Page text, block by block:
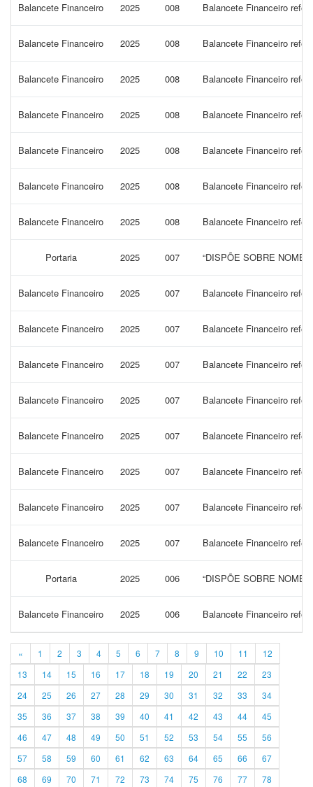
Balancete Financeiro 2025 008 Balancete Financeiro
Balancete Financeiro 2025 008 Balancete Financeiro
Balancete Financeiro 2025 008 Balancete Financeiro
Balancete Financeiro 2025 008 Balancete Financeiro
Balancete Financeiro 2025 008 Balancete Financeiro
Balancete Financeiro 2025 008 Balancete Financeiro
Balancete Financeiro 2025 008 Balancete Financeiro
Portaria 2025 007 “DISPÕE SOBRE
Balancete Financeiro 2025 007 Balancete Financeiro
Balancete Financeiro 2025 007 Balancete Financeiro
Balancete Financeiro 2025 007 Balancete Financeiro
Balancete Financeiro 2025 007 Balancete Financeiro
Balancete Financeiro 2025 007 Balancete Financeiro
Balancete Financeiro 2025 007 Balancete Financeiro
Balancete Financeiro 2025 007 Balancete Financeiro
Balancete Financeiro 2025 007 Balancete Financeiro
Portaria 2025 006 “DISPÕE SOBRE
Balancete Financeiro 2025 006 Balancete Financeiro
« 1 2 3 4 5 6 7 8 9 10 11
12
13
14 15 16 17 18 19 20 21 22
23
24
25 26 27 28 29 30 31 32 33
34
35
36 37 38 39 40 41 42 43 44
45
46
47 48 49 50 51 52 53 54 55
56
57
58 59 60 61 62 63 64 65 66
67
68
69 70 71 72 73 74 75 76 77 78